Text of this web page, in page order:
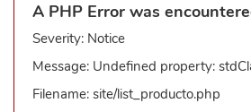
A PHP Error was
Severity: Notice
Message: Undefined property:
Filename: site/list_producto.php